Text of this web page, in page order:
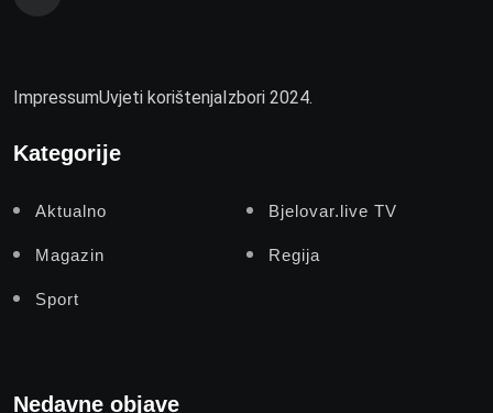
ImpressumUvjeti korištenjaIzbori 2024.
Kategorije
Aktualno Bjelovar.live TV
Magazin Regija
Sport
Nedavne objave